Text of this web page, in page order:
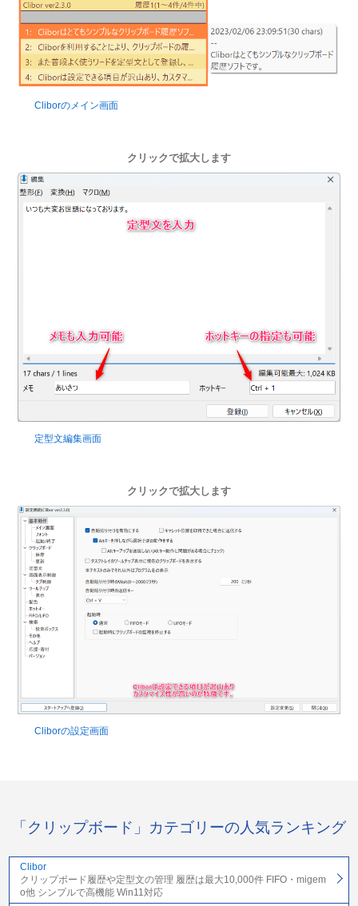
Cliborのメイン画面
クリックで拡大します
定型文編集画面
クリックで拡大します
Cliborの設定画面
「クリップボード」カテゴリーの人気ランキング
Clibor
クリップボード履歴や定型文の管理 履歴は最大10,000件 FIFO・migem
o他 シンプルで高機能 Win11対応